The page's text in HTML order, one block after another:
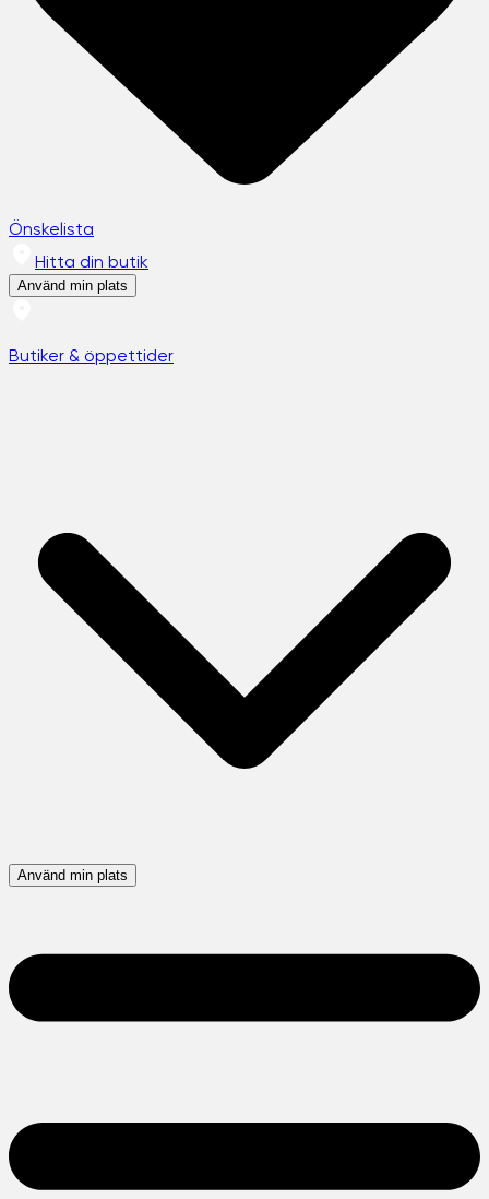
Önskelista
Hitta din butik
Använd min plats
Butiker & öppettider
Använd min plats